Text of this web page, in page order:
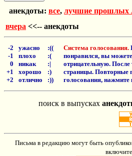
анекдоты: все, лучшие прошлых
вчера <<-- анекдоты
-2
-1
0
+1
+2
ужасно
плохо
никак
хорошо
отлично
:((
:(
:|
:)
:))
Система голосования.
понравился, вы
отрицательную.
страницы. Повторные
голосования, нажмите
поиск в выпусках
Письма в редакцию могут быть